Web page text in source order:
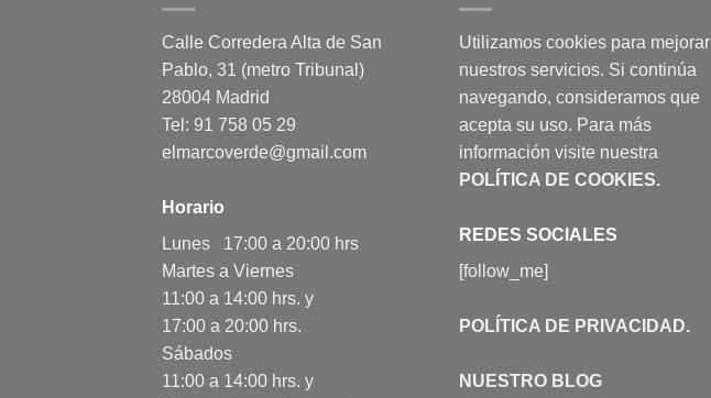
Calle Corredera Alta de San
Pablo, 31 (metro Tribunal)
28004 Madrid
Tel: 91 758 05 29
elmarcoverde@gmail.com
Horario
Lunes 17:00 a 20:00 hrs
Martes a Viernes
11:00 a 14:00 hrs. y
17:00 a 20:00 hrs.
Sábados
11:00 a 14:00 hrs. y
Utilizamos cookies para mejorar
nuestros servicios. Si continúa
navegando, consideramos que
acepta su uso. Para más
información visite nuestra
POLÍTICA DE COOKIES.
REDES SOCIALES
[follow_me]
POLÍTICA DE PRIVACIDAD.
NUESTRO BLOG